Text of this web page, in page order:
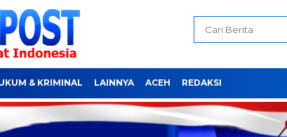
& KRIMINAL LAINNYA ACEH REDAKSI